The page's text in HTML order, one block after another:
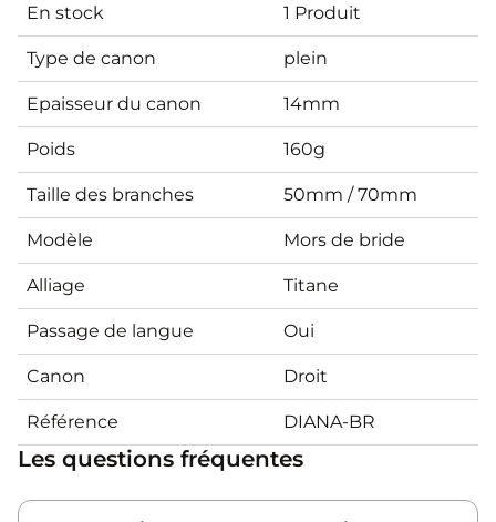
En stock 1 Produit
Type de canon plein
Epaisseur du canon 14mm
Poids 160g
Taille des branches 50mm / 70mm
Modèle Mors de bride
Alliage Titane
Passage de langue Oui
Canon Droit
Référence DIANA-BR
Les questions fréquentes